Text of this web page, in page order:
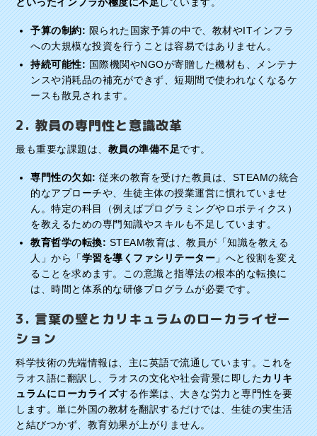
予算の制約:限られた国家予算の中で、教材やITインフラ
への大規模な投資を行うことは容易ではありません。
持続可能性:国際機関やNGOが寄贈した機材も、メンテナ
ンスや消耗品の補充ができず、短期間で使われなくなるケ
ースも散見されます。
2. 教員の専門性と意識改革
最も重要な課題は、教員の準備不足です。
専門性の欠如:従来の教育を受けた教員は、STEAMの統合
的なアプローチや、生徒主体の授業運営に慣れていませ
ん。特定の科目（例えばプログラミングやロボティクス）
を教えるための専門知識やスキルも不足しています。
教育哲学の転換:STEAM教育は、教員が「知識を教える
人」から「学習を導くファシリテーター」へと役割を変え
ることを求めます。この意識と指導法の根本的な転換に
は、時間と体系的な研修プログラムが必要です。
3. 言葉の壁とカリキュラムのローカライゼー
ション
科学技術の先端情報は、主に英語で流通しています。これを
ラオス語に翻訳し、ラオスの文化や社会背景に即したカリキ
ュラムにローカライズする作業は、大きな労力と専門性を要
します。単に外国の教材を翻訳するだけでは、生徒の実生活
と結びつかず、教育効果が上がりません。